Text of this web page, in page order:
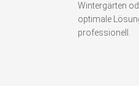
Wintergärten
optimale
professionell.